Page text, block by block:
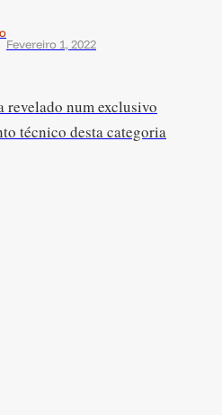
Fevereiro 1, 2022
num exclusivo
técnico desta categoria